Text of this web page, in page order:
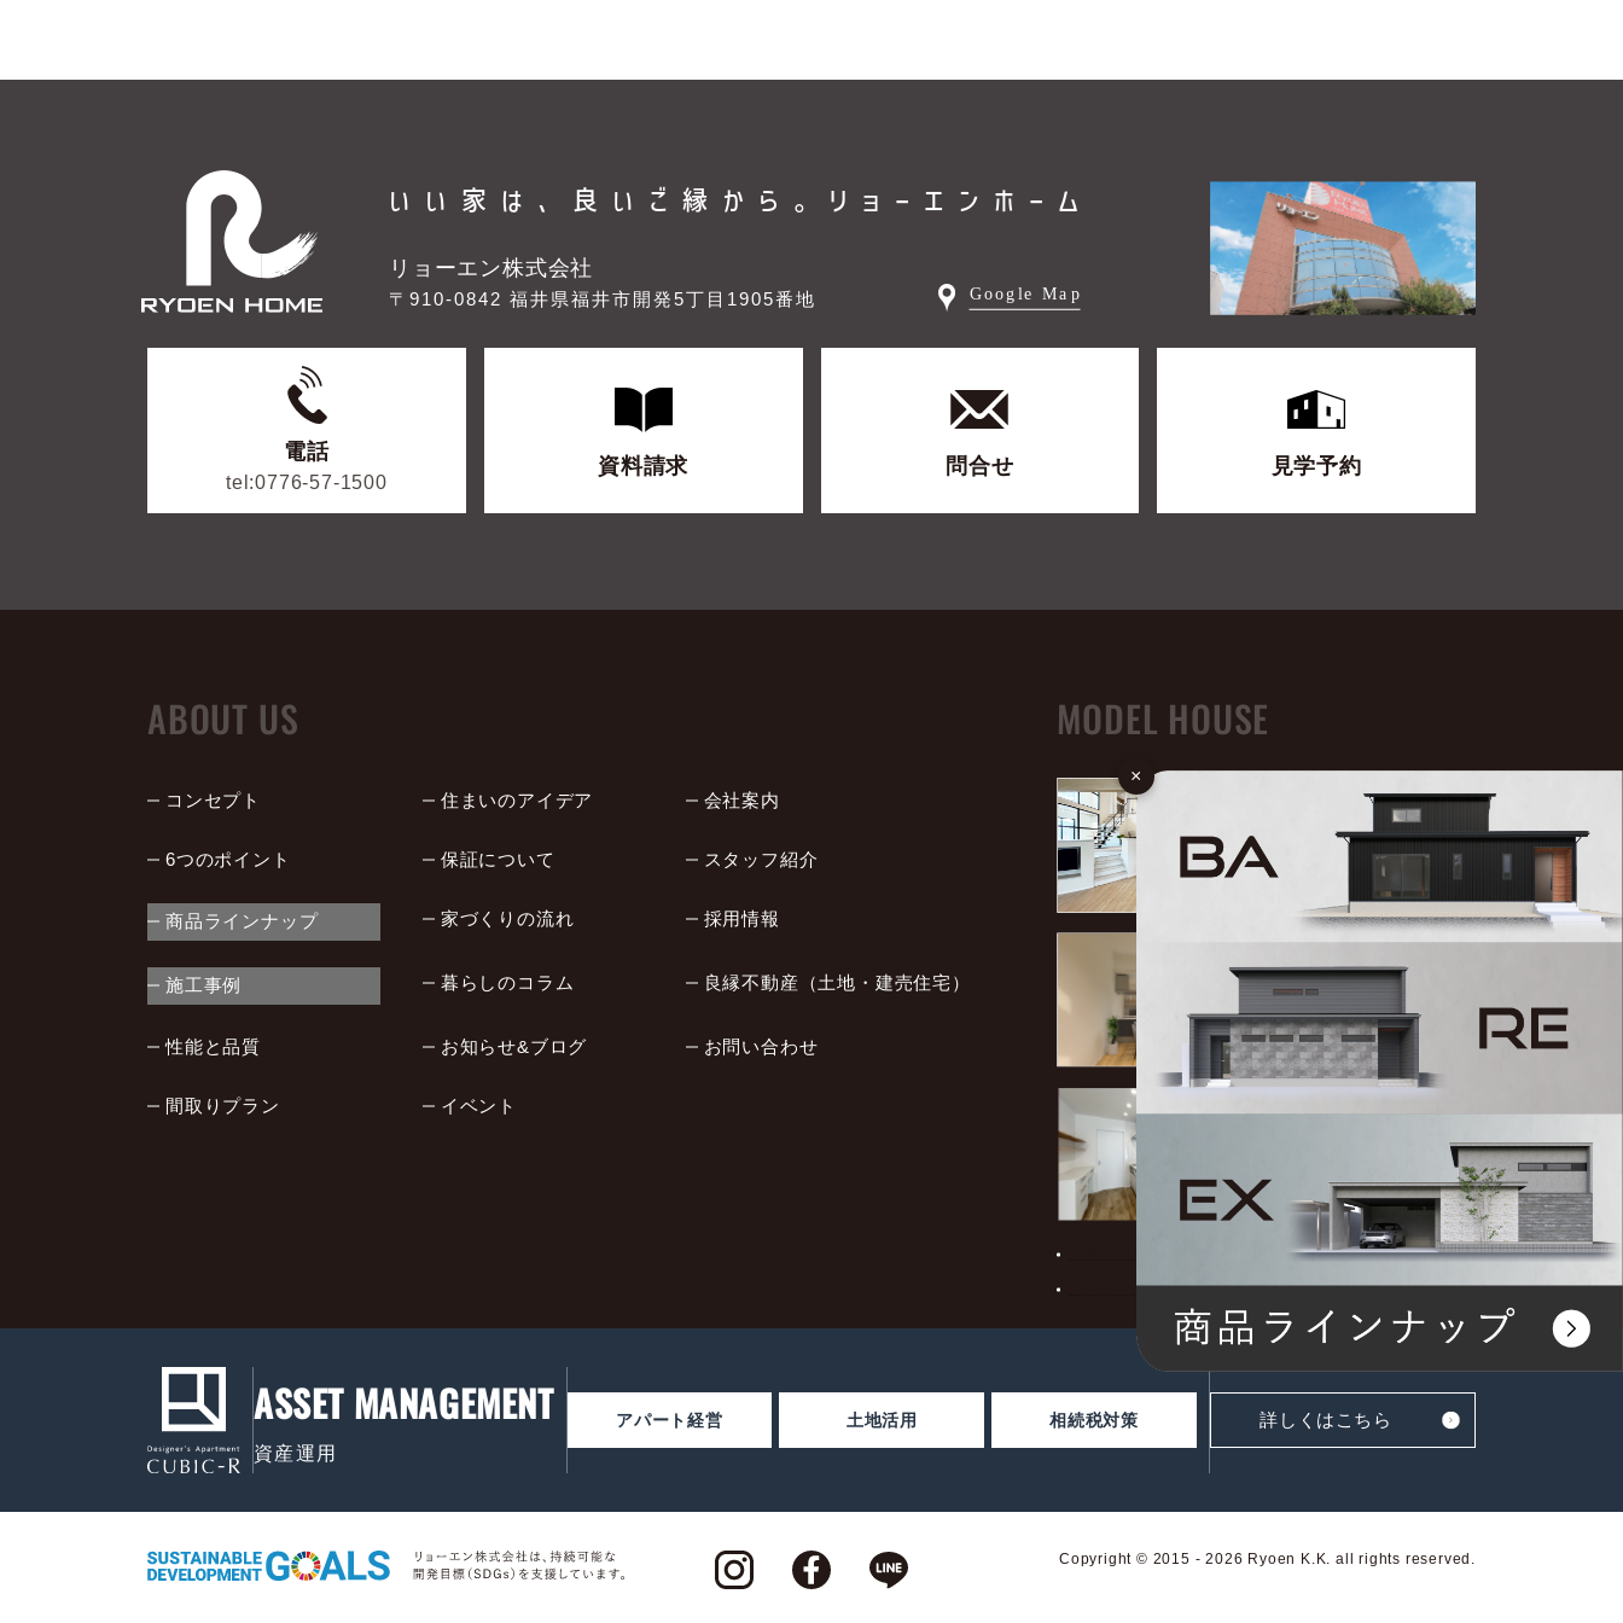
×
いい家は、良いご縁から。 リョーエンホーム
リョーエン株式会社
〒910-0842 福井県福井市開発5丁目1905番地
電話
tel:0776-57-1500
資料請求 問合せ 見学予約
ABOUT US
コンセプト
6つのポイント
商品ラインナップ
施工事例
性能と品質
間取りプラン
住まいのアイデア
保証について
家づくりの流れ
暮らしのコラム
お知らせ&ブログ
イベント
会社案内
スタッフ紹介
採用情報
良縁不動産（土地・建売住宅）
お問い合わせ
MODEL HOUSE
サイトマップ
カスタマーハラスメント対応基本方針
ASSET MANAGEMENT
資産運用
アパート経営 土地活用 相続税対策 詳しくはこちら
Copyright © 2015 - 2026 Ryoen K.K. all rights reserved.